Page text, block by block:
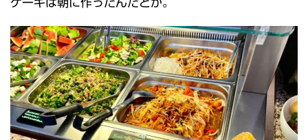
ケーキは朝に作ったんだとか。